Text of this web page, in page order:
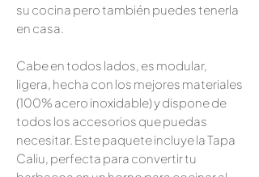
su cocina pero también puedes tenerla
en casa.
Cabe en todos lados, es modular,
ligera, hecha con los mejores materiales
(100% acero inoxidable) y dispone de
todos los accesorios que puedas
necesitar. Este paquete incluye laTapa
Caliu, perfecta para convertir tu